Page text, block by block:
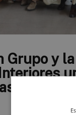
Grupo y la
por el